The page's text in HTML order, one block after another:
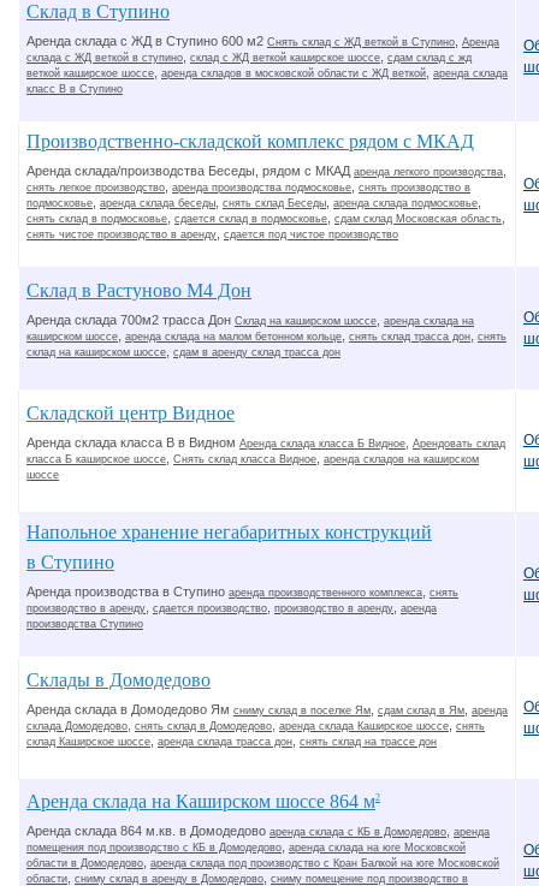
Склад в Ступино
Аренда склада с ЖД в Ступино 600 м2 Снять склад с ЖД веткой в Ступино Аренда
склада с ЖД веткой в ступино склад с ЖД веткой каширское шоссе сдам склад с жд
веткой каширское шоссе аренда складов в московской области с ЖД веткой аренда склада
класс В в Ступино
Производственно-складской комплекс рядом с МКАД
Аренда склада/производства Беседы, рядом с МКАД аренда легкого производства
снять легкое производство аренда производства подмосковье снять производство в
подмосковье аренда склада беседы снять склад Беседы аренда склада подмосковье
снять склад в подмосковье сдается склад в подмосковье сдам склад Московская область
снять чистое производство в аренду сдается под чистое производство
Cклад в Растуново М4 Дон
Аренда склада 700м2 трасса Дон Склад на каширском шоссе аренда склада на
каширском шоссе аренда склада на малом бетонном кольце снять склад трасса дон снять
склад на каширском шоссе сдам в аренду склад трасса дон
Складской центр Видное
Аренда склада класса В в Видном Аренда склада класса Б Видное Арендовать склад
класса Б каширское шоссе Снять склад класса Видное аренда складов на каширском
шоссе
Напольное хранение негабаритных конструкций
в Ступино
Аренда производства в Ступино аренда производственного комплекса снять
производство в аренду сдается производство производство в аренду аренда
производства Ступино
Склады в Домодедово
Аренда склада в Домодедово Ям сниму склад в поселке Ям сдам склад в Ям аренда
склада Домодедово снять склад в Домодедово аренда склада Каширское шоссе снять
склад Каширское шоссе аренда склада трасса дон снять склад на трассе дон
Аренда склада на Каширском шоссе 864 м2
Аренда склада 864 м.кв. в Домодедово аренда склада с КБ в Домодедово аренда
помещения под производство с КБ в Домодедово аренда склада на юге Московской
области в Домодедово аренда склада под производство с Кран Балкой на юге Московской
области сниму склад в аренду в Домодедово сниму помещение под производство в